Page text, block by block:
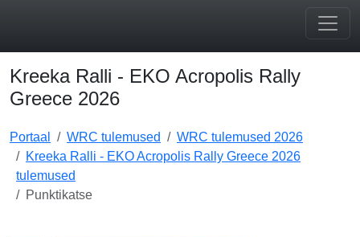
Kreeka Ralli - EKO Acropolis Rally
Greece 2026
Portaal WRC tulemused
WRC tulemused 2026
Kreeka Ralli - EKO Acropolis Rally Greece 2026
tulemused
Punktikatse